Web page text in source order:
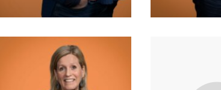
Meer informatie